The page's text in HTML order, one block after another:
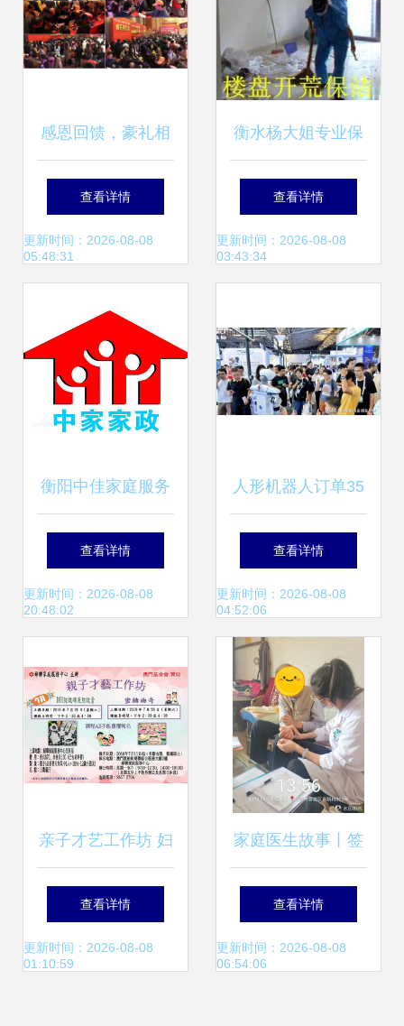
感恩回馈，豪礼相
送——科恩电器皖
中总裁签售引爆家
查看详情
更新时间：2026-08-08
05:48:31
衡水杨大姐专业保
洁美缝公司 品质家
政，守护家的洁净
查看详情
更新时间：2026-08-08
03:43:34
衡阳中佳家庭服务
专业家政，贴心守
护
查看详情
更新时间：2026-08-08
20:48:02
人形机器人订单35
亿交付不足千台 家
政服务市场的尴尬
生意与买单困境
查看详情
更新时间：2026-08-08
04:52:06
亲子才艺工作坊 妇
联家庭服务中心的
家庭服务新篇章
查看详情
更新时间：2026-08-08
01:10:59
家庭医生故事丨签
约服务，守护家的
温暖
查看详情
更新时间：2026-08-08
06:54:06